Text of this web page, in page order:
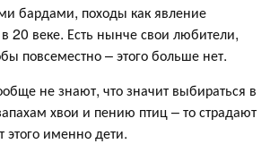
бардами, походы как явление
20 веке. Есть нынче свои любители,
повсеместно – этого больше нет.
не знают, что значит выбираться в
хвои и пению птиц – то страдают
этого именно дети.